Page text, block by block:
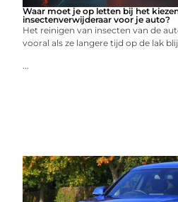
Waar moet je op letten bij het
insectenverwijderaar voor je auto?
Het reinigen van insecten van de
vooral als ze langere tijd op de lak
...